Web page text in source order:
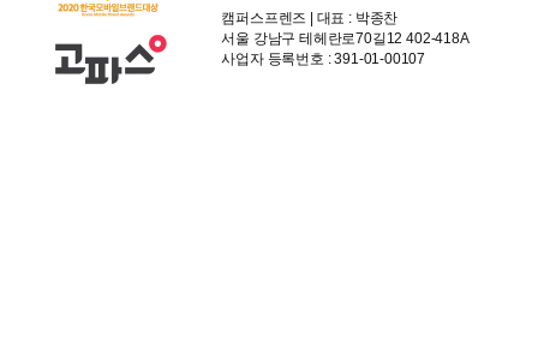
캠퍼스프렌즈 | 대표 : 박종찬
서울 강남구 테헤란로70길12 402-418A
사업자 등록번호 : 391-01-00107